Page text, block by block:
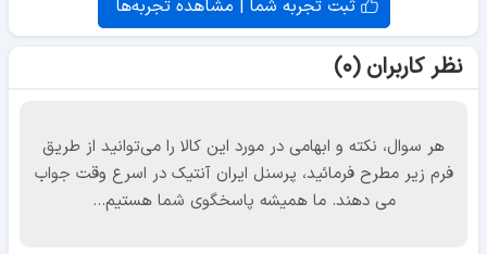
ثبت تجربه شما | مشاهده تجربه‌ها
نظر کاربران (۰)
هر سوال، نکته و ابهامی در مورد این کالا را می‌توانید از طریق
فرم زیر مطرح فرمائید، پرسنل ایران آنتیک در اسرع وقت جواب
می دهند. ما همیشه پاسخگوی شما هستیم...